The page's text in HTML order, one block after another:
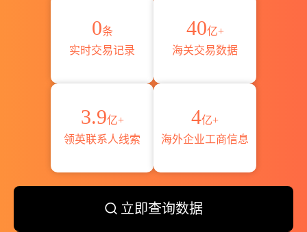
0条
实时交易记录
40亿+
海关交易数据
3.9亿+
领英联系人线索
4亿+
海外企业工商信息
立即查询数据